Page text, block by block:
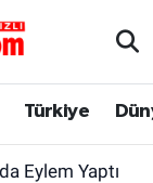
Türkiye
Eylem Yaptı